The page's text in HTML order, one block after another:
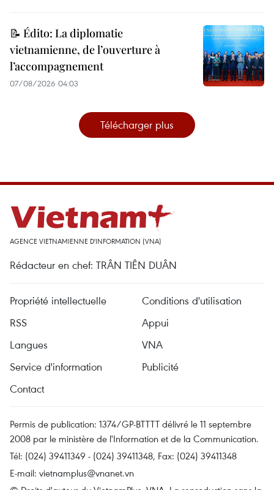
📝 Édito: La diplomatie
vietnamienne, de l’ouverture à
l’accompagnement
07/08/2026 04:03
Télécharger plus
AGENCE VIETNAMIENNE D'INFORMATION (VNA)
Rédacteur en chef: TRÂN TIÊN DUÂN
Propriété intellectuelle
Conditions d'utilisation
RSS
Appui
Langues
VNA
Service d'information
Publicité
Contact
Permis de publication: 1374/GP-BTTTT délivré le 11 septembre
2008 par le ministère de l'Information et de la Communication.
Tél: (024) 39411349 - (024) 39411348, Fax: (024) 39411348
E-mail: vietnamplus@vnanet.vn